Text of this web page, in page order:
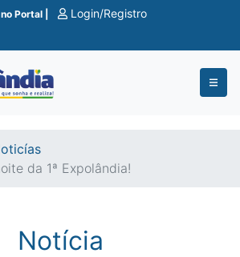
Portal | Login/Registro
da 1ª Expolândia!
Notícia